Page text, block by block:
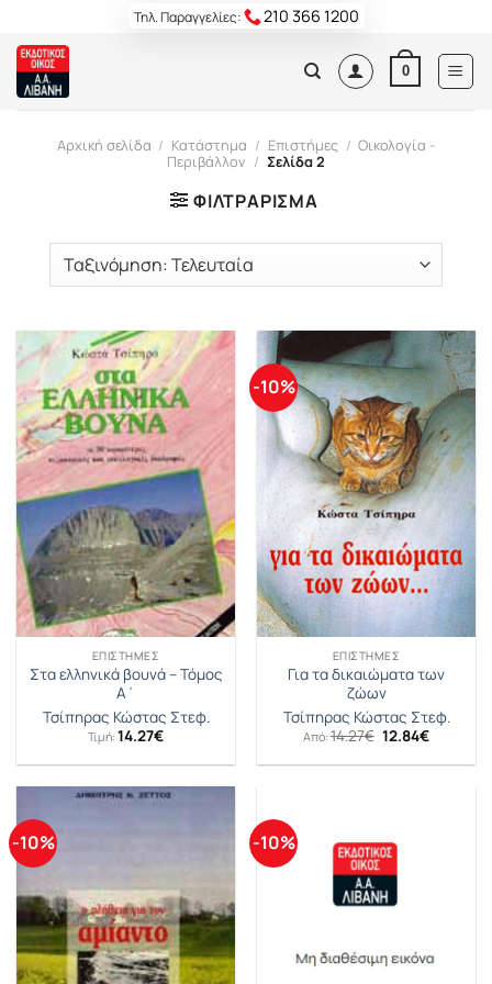
content
Τηλ. Παραγγελίες: 210 366 1200
0
Αρχική σελίδα / Κατάστημα / Επιστήμες / Οικολογία -
Περιβάλλον / Σελίδα 2
ΦΙΛΤΡΆΡΙΣΜΑ
ΕΠΙΣΤΉΜΕΣ
Στα ελληνικά βουνά – Τόμος
Α΄
Τσίπηρας Κώστας Στεφ.
Τιμή: 14.27€
-10%
ΕΠΙΣΤΉΜΕΣ
Για τα δικαιώματα των
ζώων
Τσίπηρας Κώστας Στεφ.
Από: 14.27€ Original
price
was:
12.84€Η
τιμή
-10% -10%